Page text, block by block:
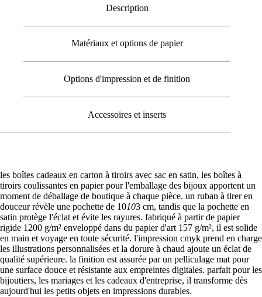
Description
Matériaux et options de papier
Options d'impression et de finition
Accessoires et inserts
les boîtes cadeaux en carton à tiroirs avec sac en satin, les boîtes à
tiroirs coulissantes en papier pour l'emballage des bijoux apportent un
moment de déballage de boutique à chaque pièce. un ruban à tirer en
douceur révèle une pochette de 10103 cm, tandis que la pochette en
satin protège l'éclat et évite les rayures. fabriqué à partir de papier
rigide 1200 g/m² enveloppé dans du papier d'art 157 g/m², il est solide
en main et voyage en toute sécurité. l'impression cmyk prend en charge
les illustrations personnalisées et la dorure à chaud ajoute un éclat de
qualité supérieure. la finition est assurée par un pelliculage mat pour
une surface douce et résistante aux empreintes digitales. parfait pour les
bijoutiers, les mariages et les cadeaux d'entreprise, il transforme dès
aujourd'hui les petits objets en impressions durables.